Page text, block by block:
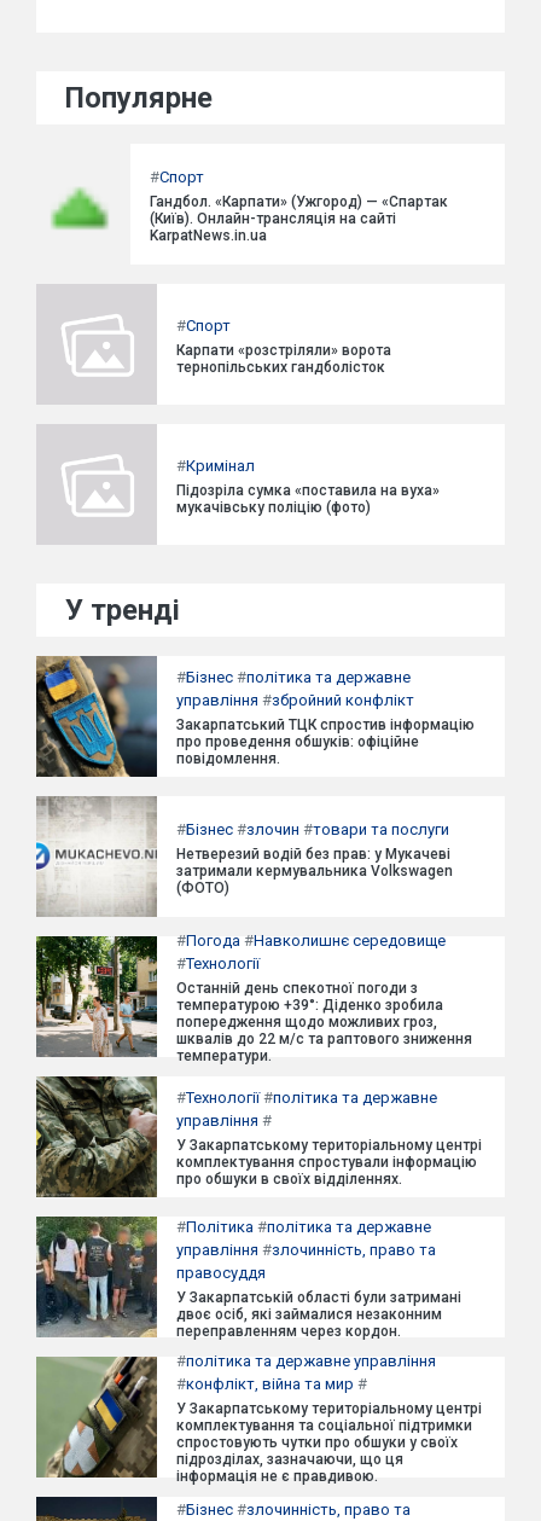
Популярне
#Спорт
Гандбол. «Карпати» (Ужгород) — «Спартак
(Київ). Онлайн-трансляція на сайті
KarpatNews.in.ua
#Спорт
Карпати «розстріляли» ворота
тернопільських гандболісток
#Кримінал
Підозріла сумка «поставила на вуха»
мукачівську поліцію (фото)
У тренді
#Бізнес #політика та державне
управління #збройний конфлікт
Закарпатський ТЦК спростив інформацію
про проведення обшуків: офіційне
повідомлення.
#Бізнес #злочин #товари та послуги
Нетверезий водій без прав: у Мукачеві
затримали кермувальника Volkswagen
(ФОТО)
#Погода #Навколишнє середовище
#Технології
Останній день спекотної погоди з
температурою +39°: Діденко зробила
попередження щодо можливих гроз,
шквалів до 22 м/с та раптового зниження
температури.
#Технології#політика та державне
управління #
У Закарпатському територіальному центрі
комплектування спростували інформацію
про обшуки в своїх відділеннях.
#Політика #політика та державне
управління #злочинність, право та
правосуддя
У Закарпатській області були затримані
двоє осіб, які займалися незаконним
переправленням через кордон.
#політика та державне управління
#конфлікт, війна та мир #
У Закарпатському територіальному центрі
комплектування та соціальної підтримки
спростовують чутки про обшуки у своїх
підрозділах, зазначаючи, що ця
інформація не є правдивою.
#Бізнес #злочинність, право та